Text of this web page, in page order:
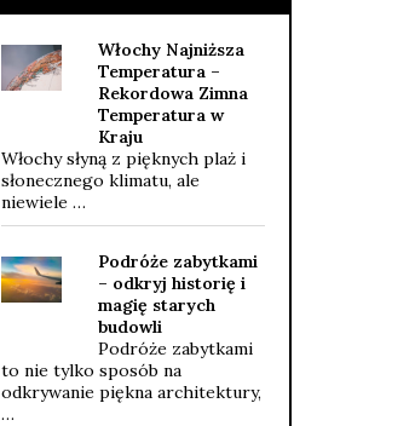
Włochy Najniższa
Temperatura –
Rekordowa Zimna
Temperatura w
Kraju
Włochy słyną z pięknych plaż i
słonecznego klimatu, ale
niewiele …
Podróże zabytkami
– odkryj historię i
magię starych
budowli
Podróże zabytkami
to nie tylko sposób na
odkrywanie piękna architektury,
…